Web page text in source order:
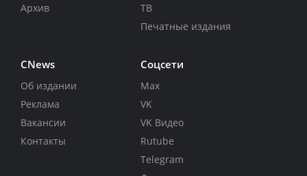
Архив
ТВ
Печатные издания
CNews
Об издании
Реклама
Вакансии
Контакты
Соцсети
Max
VK
VK Видео
Rutube
Telegram